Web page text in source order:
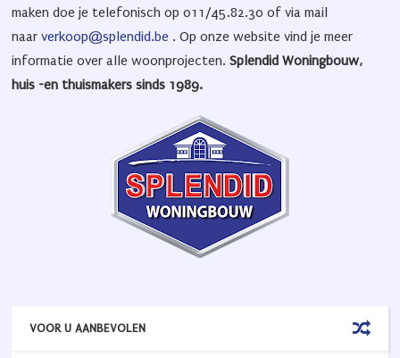
maken doe je telefonisch op 011/45.82.30 of via mail
naarverkoop@splendid.be . Op onze website vind je meer
informatie over alle woonprojecten.Splendid Woningbouw,
huis -en thuismakers sinds 1989.
VOOR U AANBEVOLEN